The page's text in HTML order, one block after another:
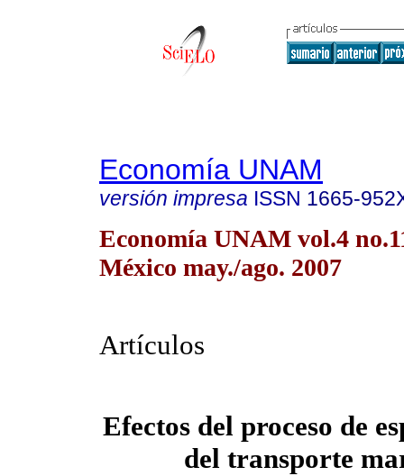
Economía UNAM
versión impresa ISSN 1665-
Economía UNAM vol.4
México may./ago. 2007
Artículos
Efectos del proceso de
del transporte